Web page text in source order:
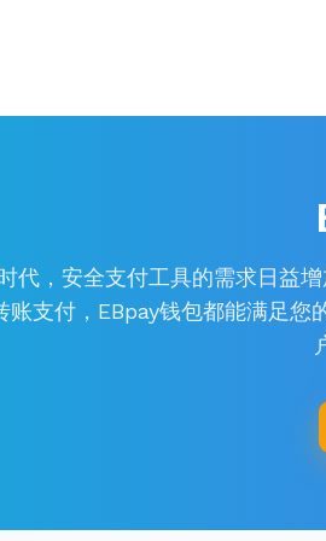
代，安全支付工具的需求日益
支付，EBpay钱包都能满足